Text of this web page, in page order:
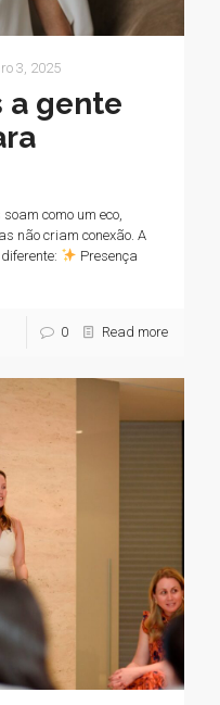
3, 2025
a gente
como um eco,
não criam conexão. A
Presença
0 Read more